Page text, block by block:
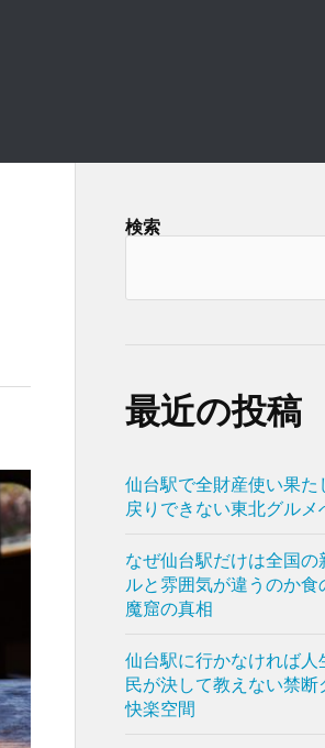
検索
最近の投稿
仙台駅で全財産使い果た
戻りできない東北グルメ
なぜ仙台駅だけは全国の
ルと雰囲気が違うのか食
魔窟の真相
仙台駅に行かなければ人
民が決して教えない禁断
快楽空間